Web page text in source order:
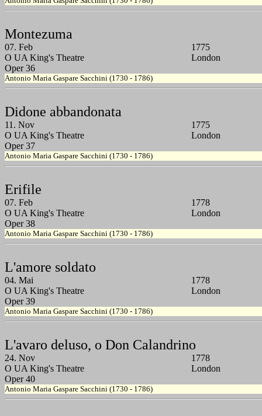
Montezuma
07. Feb
1775
O UA King's Theatre
London
Oper 36
Antonio Maria Gaspare Sacchini (1730 - 1786)
Didone abbandonata
11. Nov
1775
O UA King's Theatre
London
Oper 37
Antonio Maria Gaspare Sacchini (1730 - 1786)
Erifile
07. Feb
1778
O UA King's Theatre
London
Oper 38
Antonio Maria Gaspare Sacchini (1730 - 1786)
L'amore soldato
04. Mai
1778
O UA King's Theatre
London
Oper 39
Antonio Maria Gaspare Sacchini (1730 - 1786)
L'avaro deluso, o Don Calandrino
24. Nov
1778
O UA King's Theatre
London
Oper 40
Antonio Maria Gaspare Sacchini (1730 - 1786)